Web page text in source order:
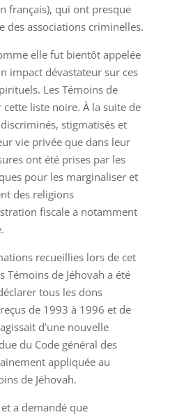
français), qui ont presque
des associations criminelles.
elle fut bientôt appelée
impact dévastateur sur ces
Les Témoins de
liste noire. À la suite de
stigmatisés et
vie privée que dans leur
ont été prises par les
pour les marginaliser et
des religions
fiscale a notamment
recueillies lors de cet
Témoins de Jéhovah a été
tous les dons
de 1993 à 1996 et de
d’une nouvelle
du Code général des
appliquée au
de Jéhovah.
a demandé que